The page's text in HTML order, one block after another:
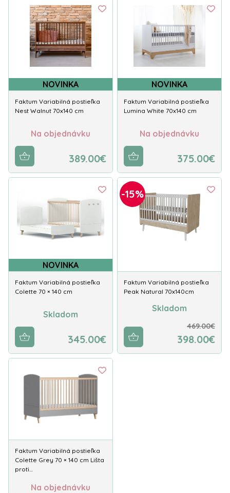
NOVINKA
Faktum Variabilná postieľka
Nest Walnut 70x140 cm
Na objednávku
389.00€
NOVINKA
Faktum Variabilná postieľka
Lumina White 70x140 cm
Na objednávku
375.00€
NOVINKA
Faktum Variabilná postieľka
Colette 70 × 140 cm
Skladom
345.00€
-15%
Faktum Variabilná postieľka
Peak Natural 70x140cm
Skladom
469.00€
398.00€
Faktum Variabilná postieľka
Colette Grey 70 × 140 cm Lišta
proti…
Na objednávku